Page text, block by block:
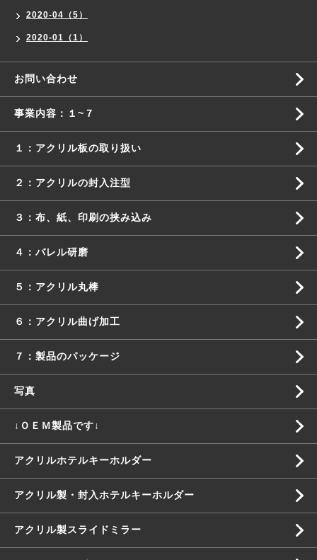
2020-04（5）
2020-01（1）
お問い合わせ
事業内容：１~７
１：アクリル板の取り扱い
２：アクリルの封入注型
３：布、紙、印刷の挟み込み
４：バレル研磨
５：アクリル丸棒
６：アクリル曲げ加工
７：製品のパッケージ
写真
↓ＯＥＭ製品です↓
アクリルホテルキーホルダー
アクリル製・封入ホテルキーホルダー
アクリル製スライドミラー